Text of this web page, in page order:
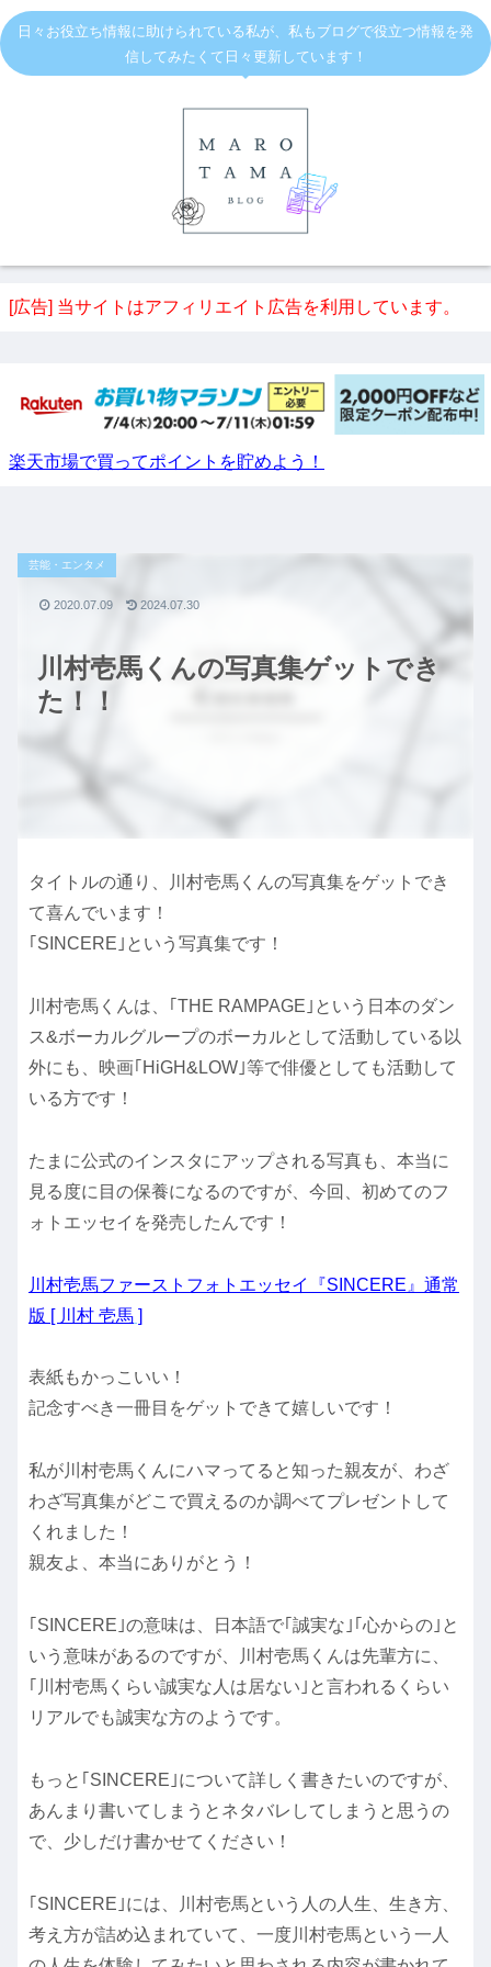
日々お役立ち情報に助けられている私が、私もブログで役立つ情報を発
信してみたくて日々更新しています！
[広告] 当サイトはアフィリエイト広告を利用しています。
楽天市場で買ってポイントを貯めよう！
川村壱馬くんの写真集ゲットでき
た！！
芸能・エンタメ
2020.07.09 2024.07.30
タイトルの通り、川村壱馬くんの写真集をゲットでき
て喜んでいます！
｢SINCERE｣という写真集です！
川村壱馬くんは、｢THE RAMPAGE｣という 日本のダン
ス&ボーカルグループのボーカルとして活動している以
外にも、映画｢HiGH&LOW｣等で俳優としても活動して
いる方です！
たまに公式のインスタにアップされる写真も、本当に
見る度に目の保養になるのですが、今回、 初めてのフ
ォトエッセイを発売したんです！
川村壱馬ファーストフォトエッセイ『SINCERE』通常
版 [ 川村 壱馬 ]
表紙もかっこいい！
記念すべき一冊目をゲットできて嬉しいです！
私が川村壱馬くんにハマってると知った親友が、わざ
わざ写真集がどこで買えるのか調べてプレゼントして
くれました！
親友よ、本当にありがとう！
｢SINCERE｣の意味は、日本語で｢ 誠実な ｣｢ 心からの ｣と
いう意味があるのですが、川村壱馬くんは先輩方に、
｢川村壱馬くらい誠実な人は居ない｣と言われるくらい
リアルでも誠実な方のようです。
もっと｢SINCERE｣について詳しく書きたいのですが、
あんまり書いてしまうとネタバレしてしまうと思うの
で、少しだけ書かせてください！
｢SINCERE｣には、川村壱馬という人の人生、生き方、
考え方が詰め込まれていて、一度川村壱馬という一人